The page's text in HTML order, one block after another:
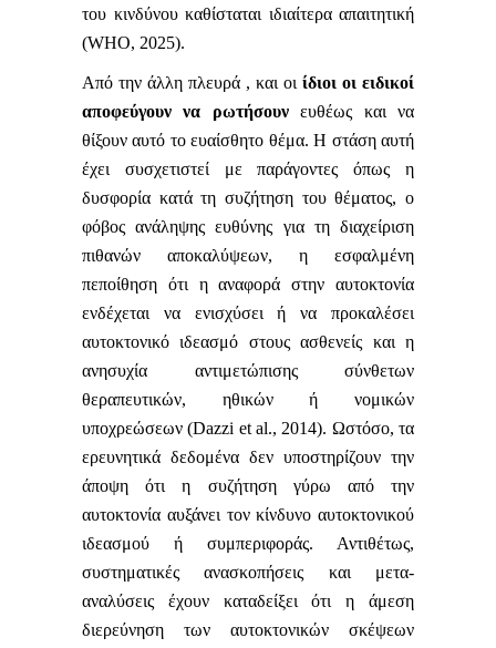
του κινδύνου καθίσταται ιδιαίτερα απαιτητική
(WHO, 2025).
Από την άλλη πλευρά , και οι ίδιοι οι ειδικοί
αποφεύγουν να ρωτήσουνευθέως και να
θίξουν αυτό το ευαίσθητο θέμα. Η στάση αυτή
έχει συσχετιστεί με παράγοντες όπως η
δυσφορία κατά τη συζήτηση του θέματος, ο
φόβος ανάληψης ευθύνης για τη διαχείριση
πιθανών αποκαλύψεων, η εσφαλμένη
πεποίθηση ότι η αναφορά στην αυτοκτονία
ενδέχεται να ενισχύσει ή να προκαλέσει
αυτοκτονικό ιδεασμό στους ασθενείς και η
ανησυχία αντιμετώπισης σύνθετων
θεραπευτικών, ηθικών ή νομικών
υποχρεώσεων (Dazzi et al., 2014). Ωστόσο, τα
ερευνητικά δεδομένα δεν υποστηρίζουν την
άποψη ότι η συζήτηση γύρω από την
αυτοκτονία αυξάνει τον κίνδυνο αυτοκτονικού
ιδεασμού ή συμπεριφοράς. Αντιθέτως,
συστηματικές ανασκοπήσεις και μετα-
αναλύσεις έχουν καταδείξει ότι η άμεση
διερεύνηση των αυτοκτονικών σκέψεων